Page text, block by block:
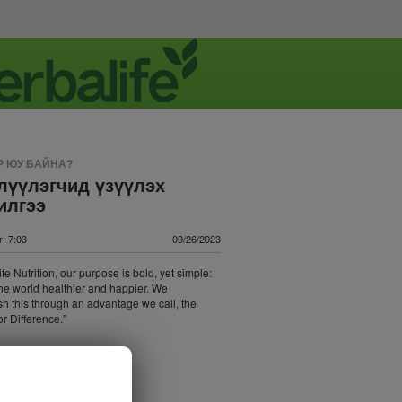
ЮУ БАЙНА?
үзүүлэх
7:03 09/26/2023
Nutrition, our purpose is bold, yet simple:
world healthier and happier. We
this through an advantage we call, the
Difference.”